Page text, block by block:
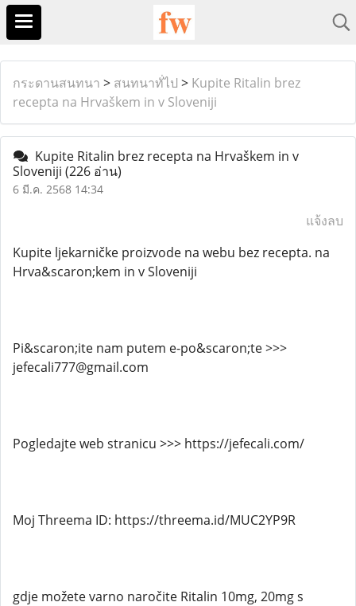
กระดานสนทนา > สนทนาทั่ไป > Kupite Ritalin brez
recepta na Hrvaškem in v Sloveniji
Kupite Ritalin brez recepta na Hrvaškem in v
Sloveniji (226 อ่าน)
6 มี.ค. 2568 14:34
แจ้งลบ
Kupite ljekarničke proizvode na webu bez recepta. na
Hrva&scaron;kem in v Sloveniji
Pi&scaron;ite nam putem e-po&scaron;te >>>
jefecali777@gmail.com
Pogledajte web stranicu >>> https://jefecali.com/
Moj Threema ID: https://threema.id/MUC2YP9R
gdje možete varno naročite Ritalin 10mg, 20mg s